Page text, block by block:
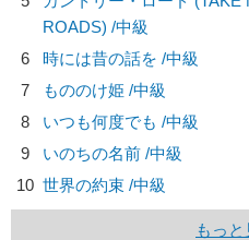
ROADS) /中級
6
時には昔の話を /中級
7
もののけ姫 /中級
8
いつも何度でも /中級
9
いのちの名前 /中級
10 世界の約束 /中級
もっと